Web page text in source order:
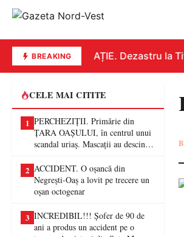
BREAKINGEDUCAȚIE. Dezastru la
CELE MAI CITITE
1 PERCHEZIȚII. Primărie din
ȚARA OAȘULUI, în centrul unui
scandal uriaș. Mascații au descins
fraude de proporții
2 ACCIDENT. O oșancă din
Negrești-Oaș a lovit pe trecere un
oșan octogenar
3 INCREDIBIL!!! Șofer de 90 de
ani a produs un accident pe o